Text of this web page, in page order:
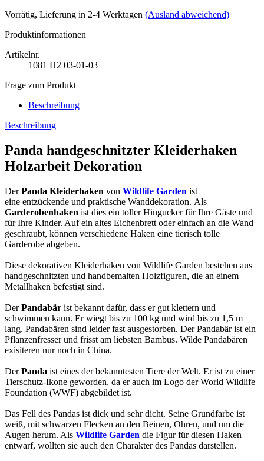
Vorrätig, Lieferung in 2-4 Werktagen (Ausland abweichend)
Produktinformationen
Artikelnr.
1081 H2 03-01-03
Frage zum Produkt
Beschreibung
Beschreibung
Panda handgeschnitzter Kleiderhaken
Holzarbeit Dekoration
DerPanda Kleiderhaken von Wildlife Garden ist
eine entzückende und praktische Wanddekoration. Als
Garderobenhaken ist dies ein toller Hingucker für Ihre Gäste und
für Ihre Kinder. Auf ein altes Eichenbrett oder einfach an die Wand
geschraubt, können verschiedene Haken eine tierisch tolle
Garderobe abgeben.
Diese dekorativen Kleiderhaken von Wildlife Garden bestehen aus
handgeschnitzten und handbemalten Holzfiguren, die an einem
Metallhaken befestigt sind.
DerPandabär ist bekannt dafür, dass er gut klettern und
schwimmen kann. Er wiegt bis zu 100 kg und wird bis zu 1,5 m
lang. Pandabären sind leider fast ausgestorben. Der Pandabär ist ein
Pflanzenfresser und frisst am liebsten Bambus. Wilde Pandabären
exisiteren nur noch in China.
DerPanda ist eines der bekanntesten Tiere der Welt. Er ist zu einer
Tierschutz-Ikone geworden, da er auch im Logo der World Wildlife
Foundation (WWF) abgebildet ist.
Das Fell des Pandas ist dick und sehr dicht. Seine Grundfarbe ist
weiß, mit schwarzen Flecken an den Beinen, Ohren, und um die
Augen herum. Als Wildlife Garden die Figur für diesen Haken
entwarf, wollten sie auch den Charakter des Pandas darstellen.